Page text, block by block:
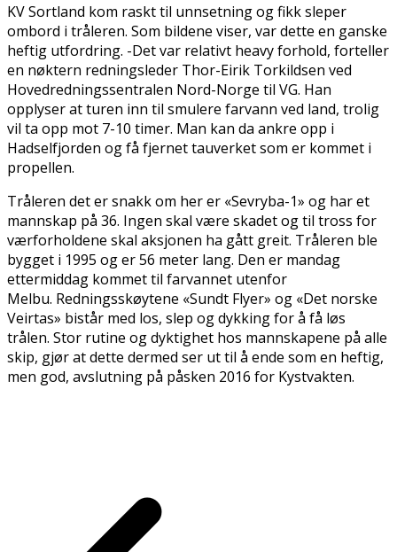
KV Sortland kom raskt til unnsetning og fikk sleper
ombord i tråleren. Som bildene viser, var dette en ganske
heftig utfordring. -Det var relativt heavy forhold, forteller
en nøktern redningsleder Thor-Eirik Torkildsen ved
Hovedredningssentralen Nord-Norge til VG. Han
opplyser at turen inn til smulere farvann ved land, trolig
vil ta opp mot 7-10 timer. Man kan da ankre opp i
Hadselfjorden og få fjernet tauverket som er kommet i
propellen.
Tråleren det er snakk om her er «Sevryba-1» og har et
mannskap på 36. Ingen skal være skadet og til tross for
værforholdene skal aksjonen ha gått greit. Tråleren ble
bygget i 1995 og er 56 meter lang. Den er mandag
ettermiddag kommet til farvannet utenfor
Melbu. Redningsskøytene «Sundt Flyer» og «Det norske
Veirtas» bistår med los, slep og dykking for å få løs
trålen. Stor rutine og dyktighet hos mannskapene på alle
skip, gjør at dette dermed ser ut til å ende som en heftig,
men god, avslutning på påsken 2016 for Kystvakten.